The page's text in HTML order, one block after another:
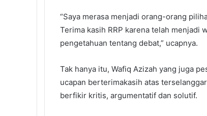
“Saya merasa menjadi orang-orang
Terima kasih RRP karena telah menjadi
pengetahuan tentang debat,” ucapnya.
Tak hanya itu, Wafiq Azizah yang juga
ucapan berterimakasih atas
berfikir kritis, argumentatif dan solutif.